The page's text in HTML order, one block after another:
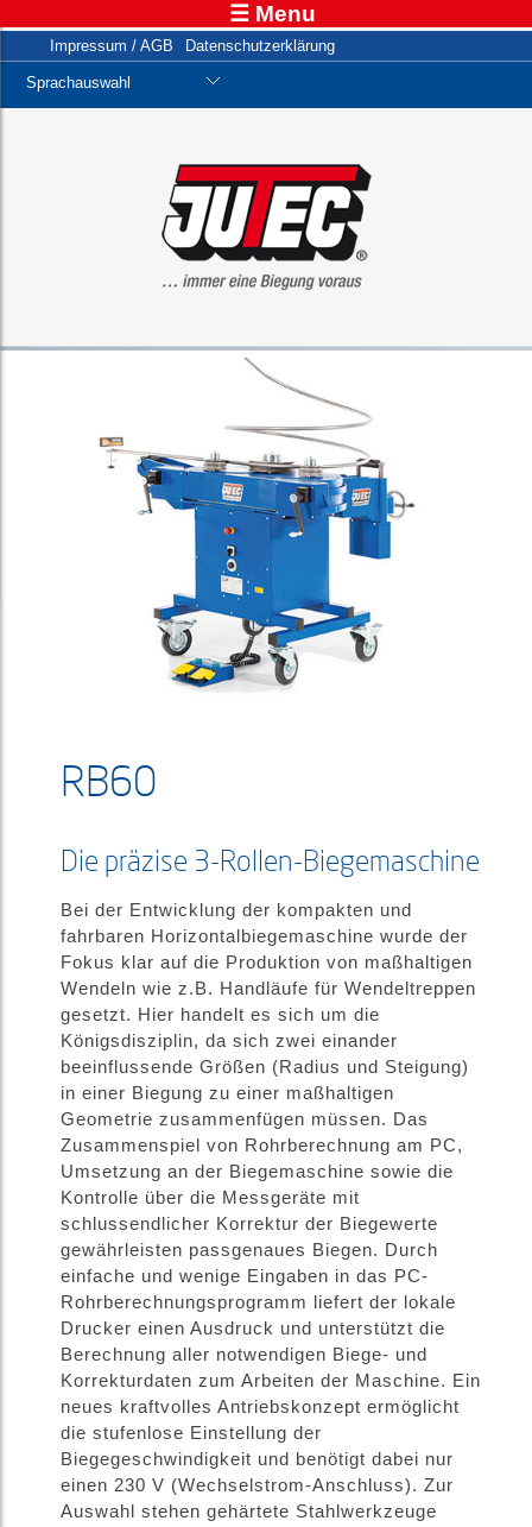
Impressum / AGB Datenschutzerklärung
Sprachauswahl
RB60
Die präzise 3-Rollen-Biegemaschine
Bei der Entwicklung der kompakten und
fahrbaren Horizontalbiegemaschine wurde der
Fokus klar auf die Produktion von maßhaltigen
Wendeln wie z.B. Handläufe für Wendeltreppen
gesetzt. Hier handelt es sich um die
Königsdisziplin, da sich zwei einander
beeinflussende Größen (Radius und Steigung)
in einer Biegung zu einer maßhaltigen
Geometrie zusammenfügen müssen. Das
Zusammenspiel von Rohrberechnung am PC,
Umsetzung an der Biegemaschine sowie die
Kontrolle über die Messgeräte mit
schlussendlicher Korrektur der Biegewerte
gewährleisten passgenaues Biegen. Durch
einfache und wenige Eingaben in das PC-
Rohrberechnungsprogramm liefert der lokale
Drucker einen Ausdruck und unterstützt die
Berechnung aller notwendigen Biege- und
Korrekturdaten zum Arbeiten der Maschine. Ein
neues kraftvolles Antriebskonzept ermöglicht
die stufenlose Einstellung der
Biegegeschwindigkeit und benötigt dabei nur
einen 230 V (Wechselstrom-Anschluss). Zur
Auswahl stehen gehärtete Stahlwerkzeuge
☰ Menu